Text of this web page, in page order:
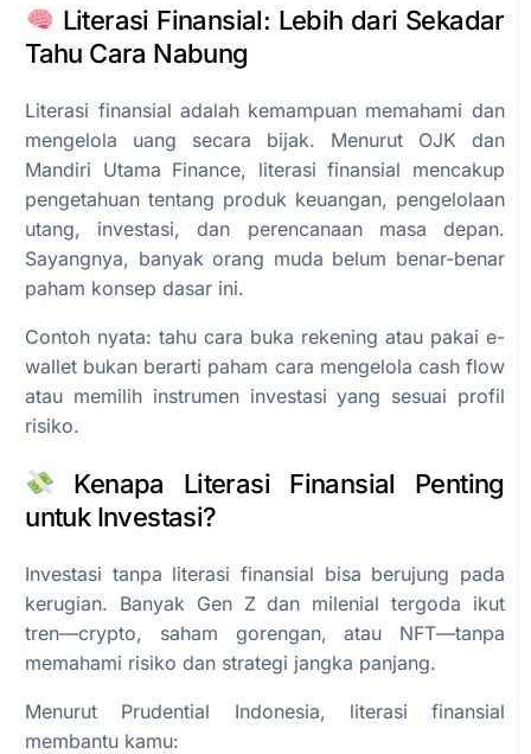
Literasi Finansial: Lebih dari Sekadar
Tahu Cara Nabung
Literasi finansial adalah kemampuan memahami dan
mengelola uang secara bijak. Menurut OJK dan
Mandiri Utama Finance, literasi finansial mencakup
pengetahuan tentang produk keuangan, pengelolaan
utang, investasi, dan perencanaan masa depan.
Sayangnya, banyak orang muda belum benar-benar
paham konsep dasar ini.
Contoh nyata: tahu cara buka rekening atau pakai e-
wallet bukan berarti paham cara mengelola cash flow
atau memilih instrumen investasi yang sesuai profil
risiko.
Kenapa Literasi Finansial Penting
untuk Investasi?
Investasi tanpa literasi finansial bisa berujung pada
kerugian. Banyak Gen Z dan milenial tergoda ikut
tren—crypto, saham gorengan, atau NFT—tanpa
memahami risiko dan strategi jangka panjang.
Menurut Prudential Indonesia, literasi finansial
membantu kamu: